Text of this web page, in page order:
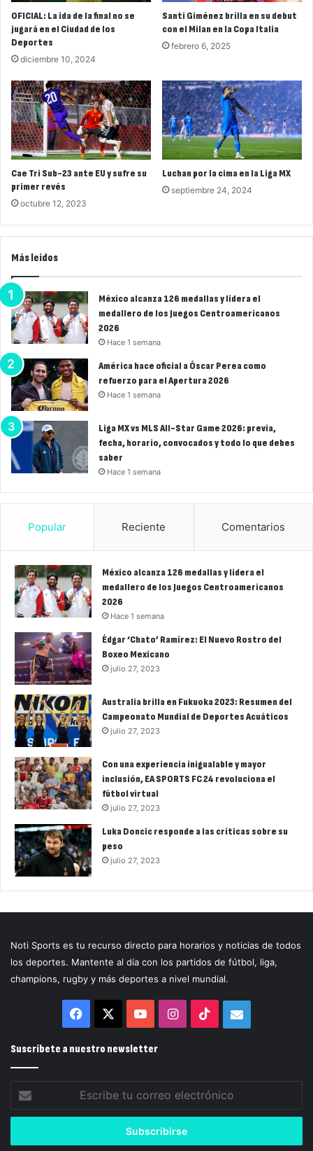
OFICIAL: La ida de la final no se
jugará en el Ciudad de los
Deportes
diciembre 10, 2024
Santi Giménez brilla en su debut
con el Milan en la Copa Italia
febrero 6, 2025
Cae Tri Sub-23 ante EU y sufre su
primer revés
octubre 12, 2023
Luchan por la cima en la Liga MX
septiembre 24, 2024
Más leídos
México alcanza 126 medallas y lidera el
medallero de los Juegos Centroamericanos
2026
Hace 1 semana
América hace oficial a Óscar Perea como
refuerzo para el Apertura 2026
Hace 1 semana
Liga MX vs MLS All-Star Game 2026: previa,
fecha, horario, convocados y todo lo que debes
saber
Hace 1 semana
Popular Reciente Comentarios
México alcanza 126 medallas y lidera el
medallero de los Juegos Centroamericanos
2026
Hace 1 semana
Édgar ‘Chato’ Ramírez: El Nuevo Rostro del
Boxeo Mexicano
julio 27, 2023
Australia brilla en Fukuoka 2023: Resumen del
Campeonato Mundial de Deportes Acuáticos
julio 27, 2023
Con una experiencia inigualable y mayor
inclusión, EA SPORTS FC 24 revoluciona el
fútbol virtual
julio 27, 2023
Luka Doncic responde a las críticas sobre su
peso
julio 27, 2023
Noti Sports es tu recurso directo para horarios y noticias de todos
los deportes. Mantente al día con los partidos de fútbol, liga,
champions, rugby y más deportes a nivel mundial.
Facebook YouTubeInstagram
TikTokCorreo
Suscríbete a nuestro newsletter
correo